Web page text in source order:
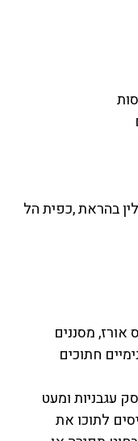
בהראת ,כפית הל
מסננים
חתוכים
עגבניות ומעט
לתוכו את